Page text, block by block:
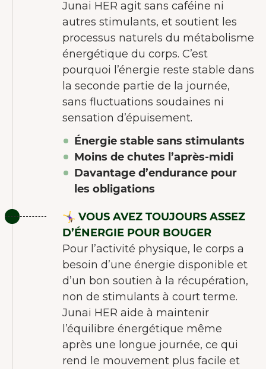
Junai HER agit sans caféine ni
autres stimulants, et soutient les
processus naturels du métabolisme
énergétique du corps. C’est
pourquoi l’énergie reste stable dans
la seconde partie de la journée,
sans fluctuations soudaines ni
sensation d’épuisement.
Énergie stable sans stimulants
Moins de chutes l’après-midi
Davantage d’endurance pour
les obligations
🤸‍♀️ VOUS AVEZ TOUJOURS ASSEZ
D’ÉNERGIE POUR BOUGER
Pour l’activité physique, le corps a
besoin d’une énergie disponible et
d’un bon soutien à la récupération,
non de stimulants à court terme.
Junai HER aide à maintenir
l’équilibre énergétique même
après une longue journée, ce qui
rend le mouvement plus facile et
utilisateur.En savoir plus sur les
cookies
Tout accepter
Accepter seulement les
essentiels
Personnaliser